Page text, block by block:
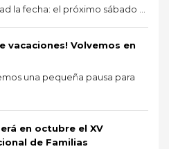
la fecha: el próximo sábado ...
vacaciones! Volvemos en
una pequeña pausa para
en octubre el XV
de Familias